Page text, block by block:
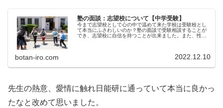
塾の面談：志望校について【中学受験】
今まで志望校として心の中で温めて来た学校は受験校とし
て本当にふさわしいのか？塾の面談で受験相談することが
でき、志望校に自信を持つことが出来ました。また、性格
botan-iro.com 2022.12.10
先生の熱意、愛情に触れ日能研に通っていて本当に良かっ
たなと改めて思いました。